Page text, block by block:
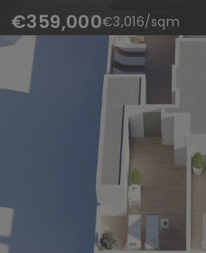
€359,000€3,016/sqm